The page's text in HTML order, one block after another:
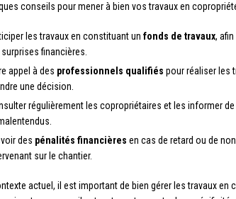
conseils pour mener à bien vos travaux en
les travaux en constituant un fonds de travaux,
surprises financières.
appel à des professionnels qualifiés pour réaliser les
une décision.
régulièrement les copropriétaires et les informer
des pénalités financières en cas de retard ou de
sur le chantier.
actuel, il est important de bien gérer les travaux en